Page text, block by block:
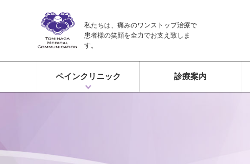
私たちは、痛みのワンストップ治療で
患者様の笑顔を全力でお支え致しま
す。
ペインクリニック 診療案内